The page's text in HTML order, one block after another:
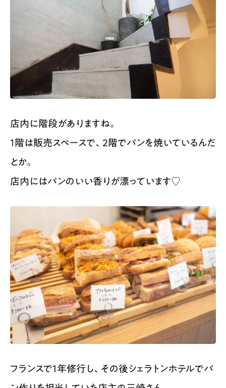
店内に階段がありますね。
1階は販売スペースで、2階でパンを焼いているんだ
とか。
店内にはパンのいい香りが漂っています♡
フランスで1年修行し、その後シェラトンホテルでパ